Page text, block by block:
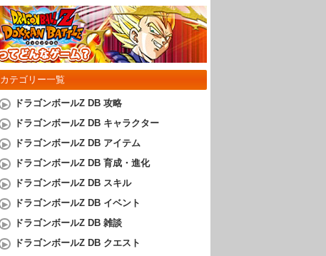
カテゴリー一覧
ドラゴンボールZ DB 攻略
ドラゴンボールZ DB キャラクター
ドラゴンボールZ DB アイテム
ドラゴンボールZ DB 育成・進化
ドラゴンボールZ DB スキル
ドラゴンボールZ DB イベント
ドラゴンボールZ DB 雑談
ドラゴンボールZ DB クエスト